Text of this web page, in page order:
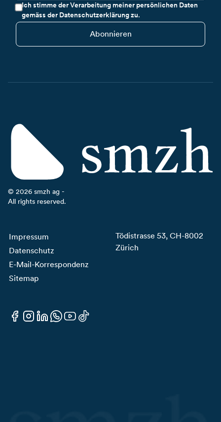
Ich stimme der Verarbeitung meiner persönlichen Daten
gemäss der Datenschutzerklärung zu.
Abonnieren
© 2026 smzh ag -
All rights reserved.
Impressum
Datenschutz
E-Mail-Korrespondenz
Sitemap
Tödistrasse 53, CH-8002
Zürich